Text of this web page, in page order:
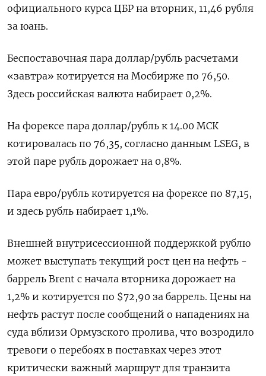
официального ⁠курса ЦБР на вторник, 11,46 рубля
за юань.
Беспоставочная пара доллар/рубль расчетами
«завтра» котируется на Мосбирже по 76,50.
‌Здесь российская валюта набирает 0,2%.
На форексе пара доллар/рубль к ‌14.00 МСК
котировалась по 76,35, согласно данным LSEG, в
этой паре рубль дорожает на 0,8%.
Пара евро/рубль котируется на форексе по 87,15, ​
и здесь рубль набирает 1,1%.
Внешней внутрисессионной поддержкой рублю
может выступать текущий рост цен на нефть -
баррель Brent с начала вторника ‌дорожает на
1,2% и котируется по $72,90 за баррель. Цены на
нефть растут после сообщений о нападениях на
суда ​вблизи Ормузского пролива, что возродило
тревоги о перебоях в поставках через этот
критически важный маршрут для транзита